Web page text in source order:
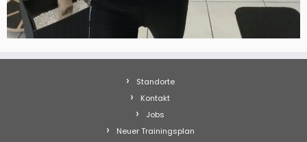
Standorte
Kontakt
Jobs
Neuer Trainingsplan